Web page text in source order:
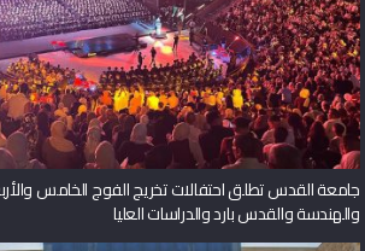
جامعة القدس تطلق احتفالات تخريج الفوج الخامس
والهندسة والقدس بارد والدراسات العليا